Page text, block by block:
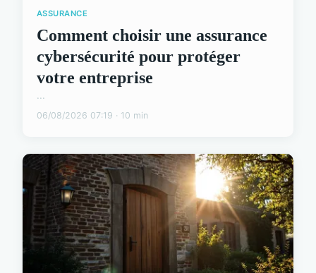
ASSURANCE
Comment choisir une assurance
cybersécurité pour protéger
votre entreprise
...
06/08/2026 07:19 · 10 min